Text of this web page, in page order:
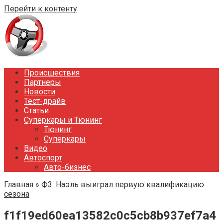
Перейти к контенту
Происшествия
Партнеры
Новости
Тест-драйв
Статьи
Суперкары и Тюнинг
Тюнинг
Суперкары
Видео
Автоспорт
Авто-бизнес
Главная » Ф3: Наэль выиграл первую квалификацию
сезона
f1f19ed60ea13582c0c5cb8b937ef7a4